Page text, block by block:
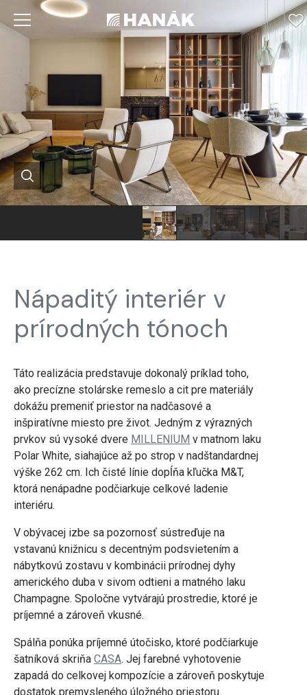
Nápaditý interiér v
prírodných tónoch
Táto realizácia predstavuje dokonalý príklad toho,
ako precízne stolárske remeslo a cit pre materiály
dokážu premeniť priestor na nadčasové a
inšpiratívne miesto pre život. Jedným z výrazných
prvkov sú vysoké dvere MILLENIUM v matnom laku
Polar White, siahajúce až po strop v nadštandardnej
výške 262 cm. Ich čisté línie dopĺňa kľučka M&T,
ktorá nenápadne podčiarkuje celkové ladenie
interiéru.
V obývacej izbe sa pozornosť sústreďuje na
vstavanú knižnicu s decentným podsvietením a
nábytkovú zostavu v kombinácii prírodnej dyhy
amerického duba v sivom odtieni a matného laku
Champagne. Spoločne vytvárajú prostredie, ktoré je
príjemné a zároveň vkusné.
Spálňa ponúka príjemné útočisko, ktoré podčiarkuje
šatníková skriňa CASA. Jej farebné vyhotovenie
zapadá do celkovej kompozície a zároveň poskytuje
dostatok premysleného úložného priestoru.